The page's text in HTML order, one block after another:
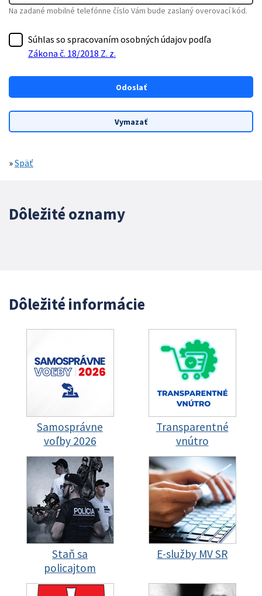
Na zadané mobilné telefónne číslo Vám bude zaslaný overovací kód.
Súhlas so spracovaním osobných údajov podľa
Zákona č. 18/2018 Z. z.
»Späť
Dôležité oznamy
Dôležité informácie
Samosprávne
voľby 2026
Transparentné
vnútro
Staň sa
policajtom
E-služby MV SR